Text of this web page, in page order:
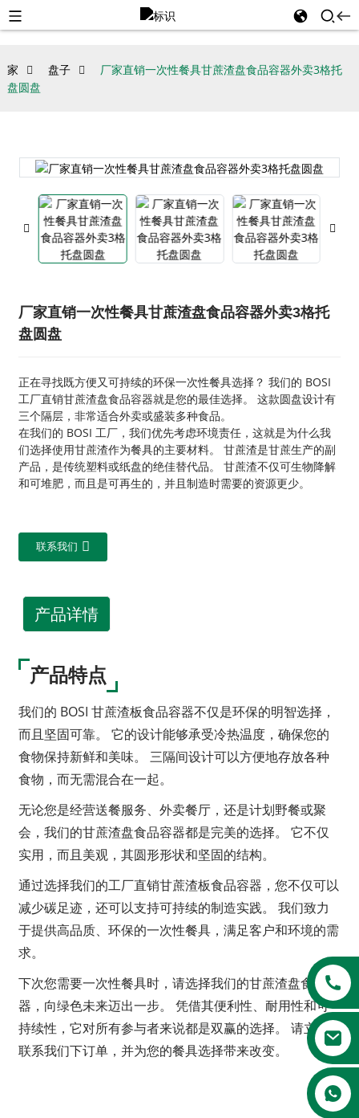
家 盘子
厂家直销一次性餐具甘蔗渣盘食品容器外卖3格托
盘圆盘
厂家直销一次性餐具甘蔗渣盘食品容器外卖3格托
盘圆盘
正在寻找既方便又可持续的环保一次性餐具选择？ 我们的 BOSI
工厂直销甘蔗渣盘食品容器就是您的最佳选择。 这款圆盘设计有
三个隔层，非常适合外卖或盛装多种食品。
在我们的 BOSI 工厂，我们优先考虑环境责任，这就是为什么我
们选择使用甘蔗渣作为餐具的主要材料。 甘蔗渣是甘蔗生产的副
产品，是传统塑料或纸盘的绝佳替代品。 甘蔗渣不仅可生物降解
和可堆肥，而且是可再生的，并且制造时需要的资源更少。
联系我们
产品详情
产品特点
我们的 BOSI 甘蔗渣板食品容器不仅是环保的明智选择，
而且坚固可靠。 它的设计能够承受冷热温度，确保您的
食物保持新鲜和美味。 三隔间设计可以方便地存放各种
食物，而无需混合在一起。
无论您是经营送餐服务、外卖餐厅，还是计划野餐或聚
会，我们的甘蔗渣盘食品容器都是完美的选择。 它不仅
实用，而且美观，其圆形形状和坚固的结构。
通过选择我们的工厂直销甘蔗渣板食品容器，您不仅可以
减少碳足迹，还可以支持可持续的制造实践。 我们致力
于提供高品质、环保的一次性餐具，满足客户和环境的需
求。
下次您需要一次性餐具时，请选择我们的甘蔗渣盘食品容
器，向绿色未来迈出一步。 凭借其便利性、耐用性和可
持续性，它对所有参与者来说都是双赢的选择。 请立即
联系我们下订单，并为您的餐具选择带来改变。